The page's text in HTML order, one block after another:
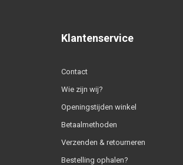
Klantenservice
Contact
Wie zijn wij?
Openingstijden winkel
Betaalmethoden
Verzenden & retourneren
Bestelling ophalen?